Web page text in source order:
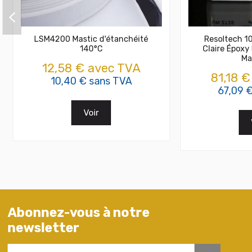
LSM4200 Mastic d'étanchéité
140°C
12,58 € avec TVA
10,40 € sans TVA
Voir
Resoltech
Claire
81,18
67,09
Abonnez-vous à notre
newsletter